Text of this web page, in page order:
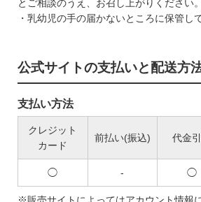
とご相談のうえ、お召し上がりください。
・乳幼児の手の届かないところに保管し
公式サイトの支払いと配送方
支払い方法
クレジット
カード
前払い(振込) 代金
◯ - ◯